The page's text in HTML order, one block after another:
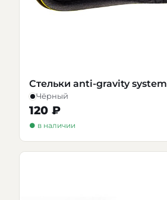
Стельки anti-gravity system
Чёрный
120 ₽
● в наличии